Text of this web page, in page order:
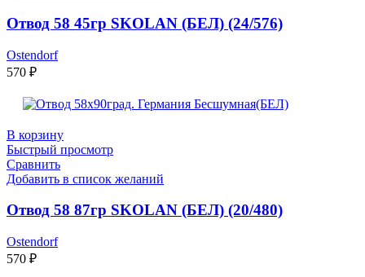
Отвод 58 45гр SKOLAN (БЕЛ) (24/576)
Ostendorf
570 ₽
В корзину
Быстрый просмотр
Сравнить
Добавить в список желаний
Отвод 58 87гр SKOLAN (БЕЛ) (20/480)
Ostendorf
570 ₽